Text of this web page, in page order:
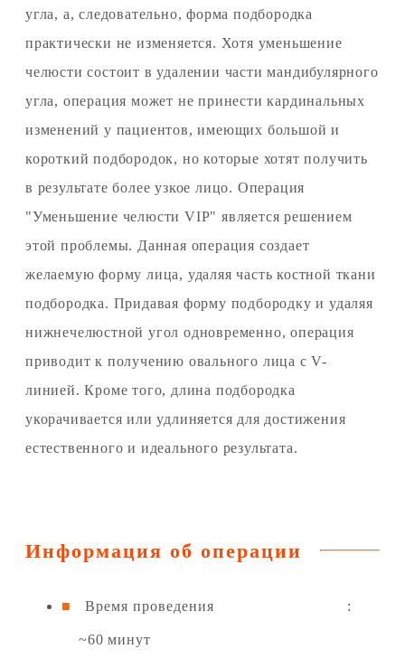
угла, а, следовательно, форма подбородка
практически не изменяется. Хотя уменьшение
челюсти состоит в удалении части мандибулярного
угла, операция может не принести кардинальных
изменений у пациентов, имеющих большой и
короткий подбородок, но которые хотят получить
в результате более узкое лицо. Операция
"Уменьшение челюсти VIP" является решением
этой проблемы. Данная операция создает
желаемую форму лица, удаляя часть костной ткани
подбородка. Придавая форму подбородку и удаляя
нижнечелюстной угол одновременно, операция
приводит к получению овального лица с V-
линией. Кроме того, длина подбородка
укорачивается или удлиняется для достижения
естественного и идеального результата.
Информация об операции
Время проведения :
~60 минут